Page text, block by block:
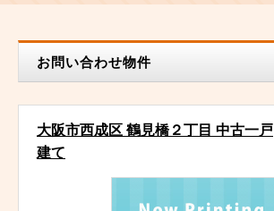
お問い合わせ物件
大阪市西成区 鶴見橋２丁目 中古一戸
建て